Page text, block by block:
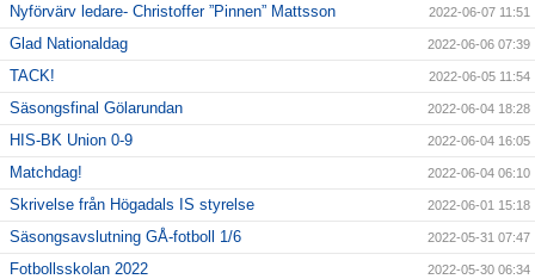
Nyförvärv ledare- Christoffer ”Pinnen” Mattsson 2022-06-07 11:51
Glad Nationaldag 2022-06-06 07:39
TACK! 2022-06-05 11:54
Säsongsfinal Gölarundan 2022-06-04 18:28
HIS-BK Union 0-9 2022-06-04 16:05
Matchdag! 2022-06-04 06:10
Skrivelse från Högadals IS styrelse 2022-06-01 15:18
Säsongsavslutning GÅ-fotboll 1/6 2022-05-31 07:47
Fotbollsskolan 2022 2022-05-30 06:34